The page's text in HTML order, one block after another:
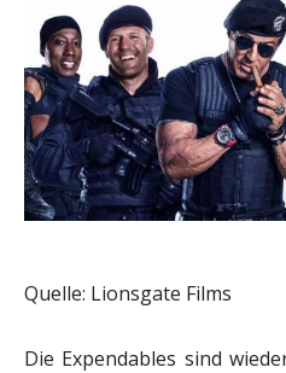
Quelle: Lionsgate Films
Die Expendables sind